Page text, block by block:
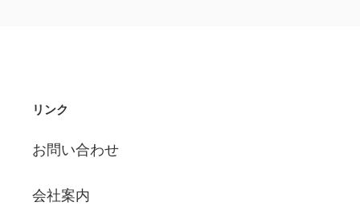
リンク
お問い合わせ
会社案内